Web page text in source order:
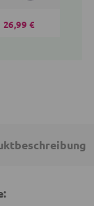
26,99 €